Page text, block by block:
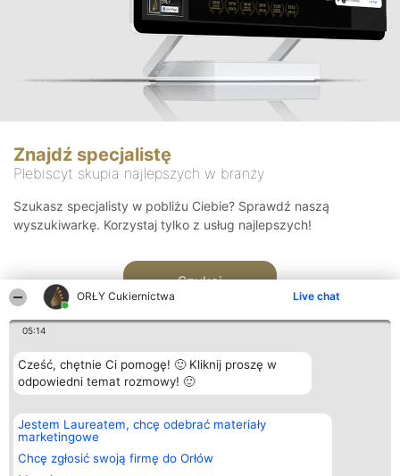
ORŁY Cukiernictwa Live chat
05:14
Cześć, chętnie Ci pomogę! 🙂 Kliknij proszę w
odpowiedni temat rozmowy! 🙂
Jestem Laureatem, chcę odebrać materiały
marketingowe
Chcę zgłosić swoją firmę do Orłów
Znajdź specjalistę
Plebiscyt skupia najlepszych w branży
Szukasz specjalisty w pobliżu Ciebie? Sprawdź naszą
wyszukiwarkę. Korzystaj tylko z usług najlepszych!
Szukaj
Organizator plebiscytu
Bright Side Solutions sp. z o.
o. sp. k.
ul. Ruska 22
Wrocław 50-079
Plebiscyt
Laureaci
wszystkich
Laureatów
Kontakt
Kontakt